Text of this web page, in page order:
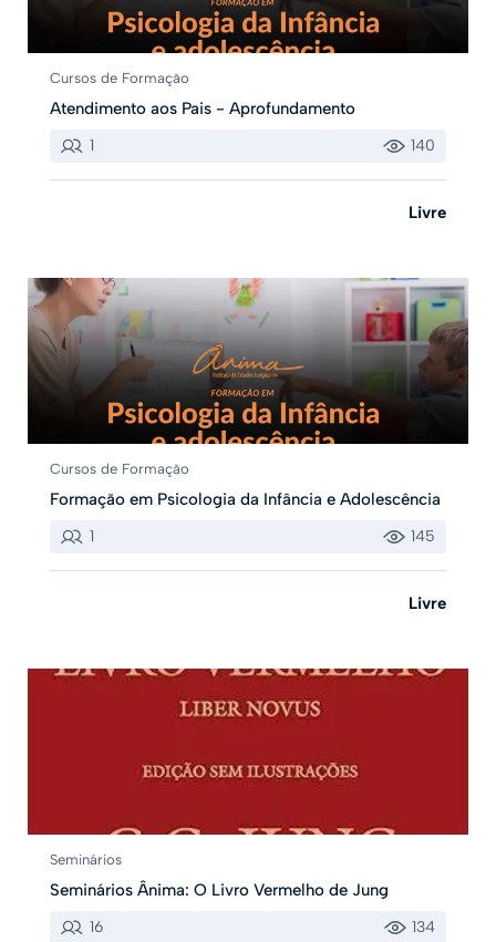
Cursos de Formação
Atendimento aos Pais - Aprofundamento
1 140
Livre
Cursos de Formação
Formação em Psicologia da Infância e Adolescência
1 145
Livre
Seminários
Seminários Ânima: O Livro Vermelho de Jung
16 134